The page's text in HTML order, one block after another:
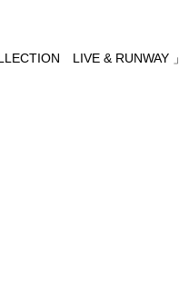
LIVE & RUNWAY 」